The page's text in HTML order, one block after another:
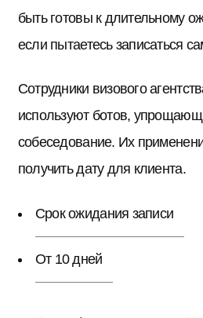
быть готовы к длительному
если пытаетесь записаться
Сотрудники визового
используют ботов,
собеседование. Их
получить дату для клиента.
Срок ожидания записи
От 10 дней